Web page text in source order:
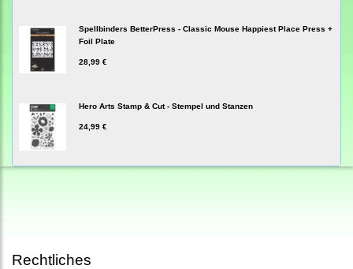
Spellbinders BetterPress - Classic Mouse Happiest Place Press +
Foil Plate
28,99 €
Hero Arts Stamp & Cut - Stempel und Stanzen
24,99 €
Rechtliches